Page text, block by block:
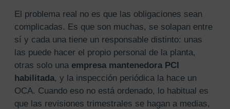
El problema real no es que las obligaciones sean
complicadas. Es que son muchas, se solapan entre
sí y cada una tiene un responsable distinto: unas
las puede hacer el propio personal de la planta,
otras solo una empresa mantenedora PCI
habilitada, y la inspección periódica la hace un
OCA. Cuando eso no está ordenado, lo habitual es
que las revisiones trimestrales se hagan a medias,